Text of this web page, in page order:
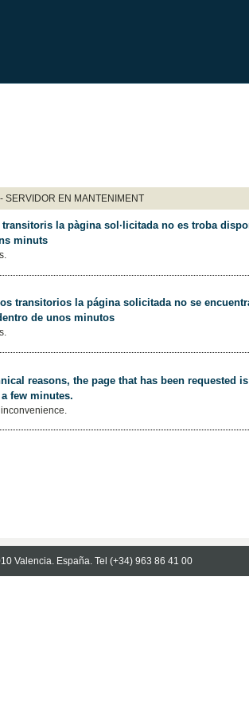
SERVIDOR EN MANTENIMENT
la pàgina sol·licitada no es troba
minuts
transitorios la página solicitada no se
de unos minutos
reasons, the page that has been requested
few minutes.
Valencia. España. Tel (+34) 963 86 41 00